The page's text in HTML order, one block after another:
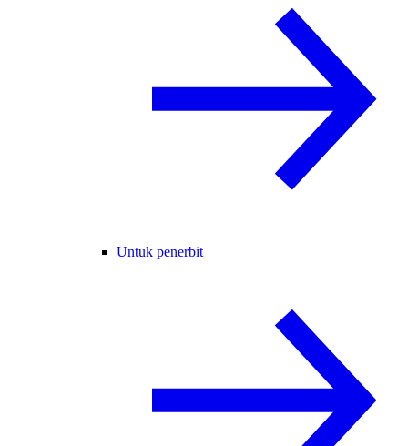
Untuk penerbit